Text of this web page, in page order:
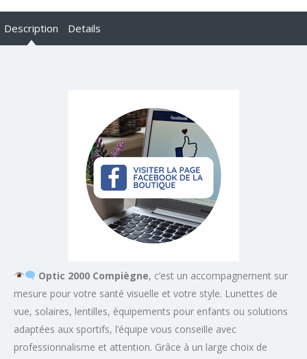
Description Details
Optic 2000 Compiègne, c’est un accompagnement sur
mesure pour votre santé visuelle et votre style. Lunettes de
vue, solaires, lentilles, équipements pour enfants ou solutions
adaptées aux sportifs, l’équipe vous conseille avec
professionnalisme et attention. Grâce à un large choix de